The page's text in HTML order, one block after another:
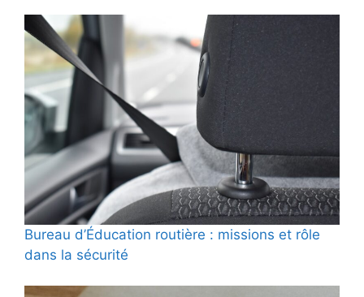
Bureau d’Éducation routière : missions et rôle
dans la sécurité